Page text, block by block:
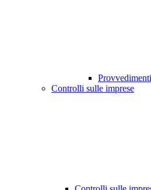
Controlli sulle imprese